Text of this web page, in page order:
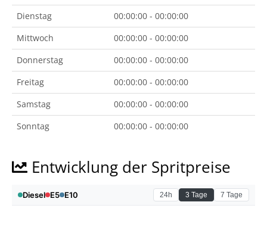
Dienstag
00:00:00 - 00:00:00
Mittwoch
00:00:00 - 00:00:00
Donnerstag
00:00:00 - 00:00:00
Freitag
00:00:00 - 00:00:00
Samstag
00:00:00 - 00:00:00
Sonntag
00:00:00 - 00:00:00
Entwicklung der Spritpreise